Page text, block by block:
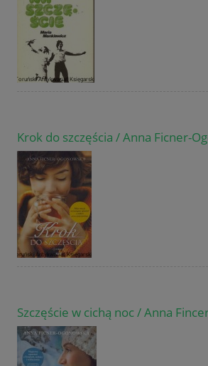
Krok do szczęścia / Anna Ficner-
Szczęście w cichą noc / Anna